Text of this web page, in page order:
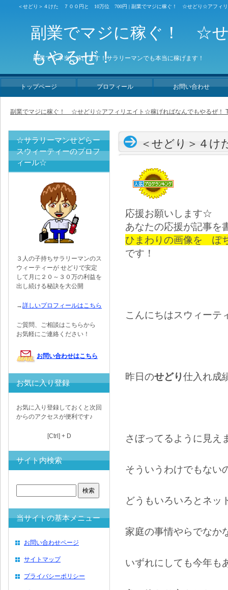
＜せどり＞４けた ７００円と 10万位 700円 | 副業でマジに稼ぐ！ ☆せどり☆アフィリ
＜せどり＞４
応援お願いします☆
あなたの応援が記事を
ひまわりの画像を ぽ
です！
こんにちはスウィーテ
昨日のせどり仕入れ
さぼってるように見え
そういうわけでもない
どうもいろいろとネッ
家庭の事情やらでなか
いずれにしても今年も
☆サラリーマンせどらー
スウィーティーのプロフ
ィール☆
３人の子持ちサラリーマンのス
ウィーティーが せどりで安定
して月に２０～３０万の利益を
出し続ける秘訣を大公開
→詳しいプロフィールはこちら
ご質問、ご相談はこちらから
お気軽にご連絡ください！
お問い合わせはこちら
お気に入り登録
お気に入り登録しておくと次回
からのアクセスが便利です♪
[Ctrl] + D
サイト内検索
当サイトの基本メニュー
お問い合わせページ
サイトマップ
プライバシーポリシー
副業でマジに稼ぐ！ ☆せどり☆アフィリエイト☆稼げればなんでもやるぜ！
副業でマジに稼ぐ！ ☆
もやるぜ！
副業でも本当に稼げます！サラリーマンでも本当に稼げます！
トップページ プロフィール お問い合わせ